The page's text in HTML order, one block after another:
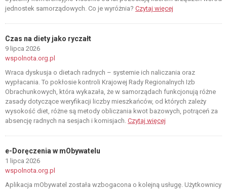
jednostek samorządowych. Co je wyróżnia? Czytaj więcej
Czas na diety jako ryczałt
9 lipca 2026
wspolnota.org.pl
Wraca dyskusja o dietach radnych – systemie ich naliczania oraz
wypłacania. To pokłosie kontroli Krajowej Rady Regionalnych Izb
Obrachunkowych, która wykazała, że w samorządach funkcjonują różne
zasady dotyczące weryfikacji liczby mieszkańców, od których zależy
wysokość diet, różne są metody obliczania kwot bazowych, potrąceń za
absencję radnych na sesjach i komisjach. Czytaj więcej
e-Doręczenia w mObywatelu
1 lipca 2026
wspolnota.org.pl
Aplikacja mObywatel została wzbogacona o kolejną usługę. Użytkownicy